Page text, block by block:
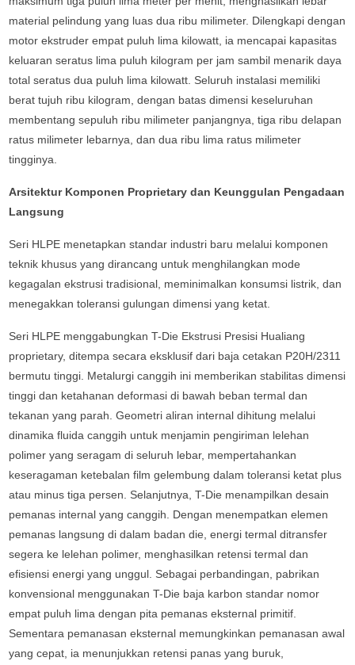
material pelindung yang luas dua ribu milimeter. Dilengkapi dengan
motor ekstruder empat puluh lima kilowatt, ia mencapai kapasitas
keluaran seratus lima puluh kilogram per jam sambil menarik daya
total seratus dua puluh lima kilowatt. Seluruh instalasi memiliki
berat tujuh ribu kilogram, dengan batas dimensi keseluruhan
membentang sepuluh ribu milimeter panjangnya, tiga ribu delapan
ratus milimeter lebarnya, dan dua ribu lima ratus milimeter
tingginya.
Arsitektur Komponen Proprietary dan Keunggulan Pengadaan
Langsung
Seri HLPE menetapkan standar industri baru melalui komponen
teknik khusus yang dirancang untuk menghilangkan mode
kegagalan ekstrusi tradisional, meminimalkan konsumsi listrik, dan
menegakkan toleransi gulungan dimensi yang ketat.
Seri HLPE menggabungkan T-Die Ekstrusi Presisi Hualiang
proprietary, ditempa secara eksklusif dari baja cetakan P20H/2311
bermutu tinggi. Metalurgi canggih ini memberikan stabilitas dimensi
tinggi dan ketahanan deformasi di bawah beban termal dan
tekanan yang parah. Geometri aliran internal dihitung melalui
dinamika fluida canggih untuk menjamin pengiriman lelehan
polimer yang seragam di seluruh lebar, mempertahankan
keseragaman ketebalan film gelembung dalam toleransi ketat plus
atau minus tiga persen. Selanjutnya, T-Die menampilkan desain
pemanas internal yang canggih. Dengan menempatkan elemen
pemanas langsung di dalam badan die, energi termal ditransfer
segera ke lelehan polimer, menghasilkan retensi termal dan
efisiensi energi yang unggul. Sebagai perbandingan, pabrikan
konvensional menggunakan T-Die baja karbon standar nomor
empat puluh lima dengan pita pemanas eksternal primitif.
Sementara pemanasan eksternal memungkinkan pemanasan awal
yang cepat, ia menunjukkan retensi panas yang buruk,